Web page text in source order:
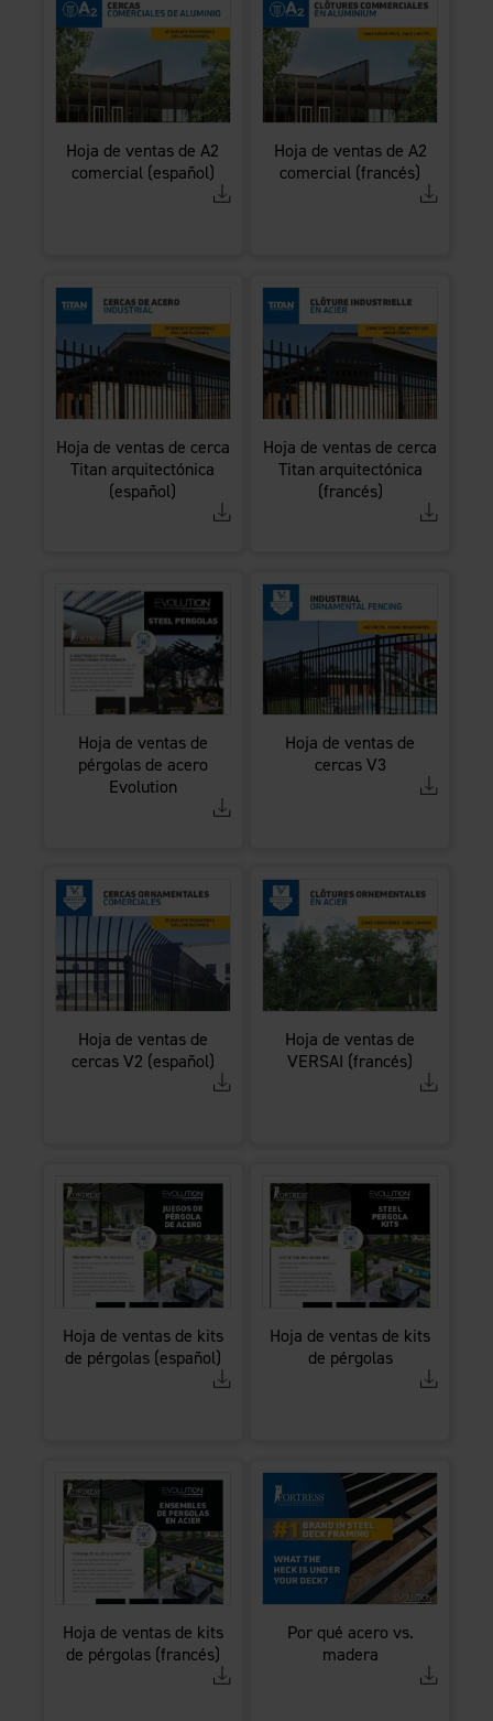
Hoja de ventas de A2
comercial (español)
Hoja de ventas de A2
comercial (francés)
Hoja de ventas de cerca
Titan arquitectónica
(español)
Hoja de ventas de cerca
Titan arquitectónica
(francés)
Hoja de ventas de
pérgolas de acero
Evolution
Hoja de ventas de
cercas V3
Hoja de ventas de
cercas V2 (español)
Hoja de ventas de
VERSAI (francés)
Hoja de ventas de kits
de pérgolas (español)
Hoja de ventas de kits
de pérgolas
Hoja de ventas de kits
de pérgolas (francés)
Por qué acero vs.
madera